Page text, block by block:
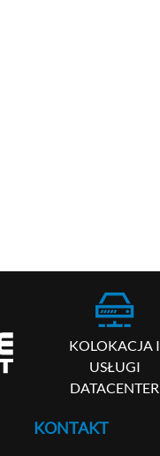
KOLOKACJA I
USŁUGI
DATACENTER
KONTAKT